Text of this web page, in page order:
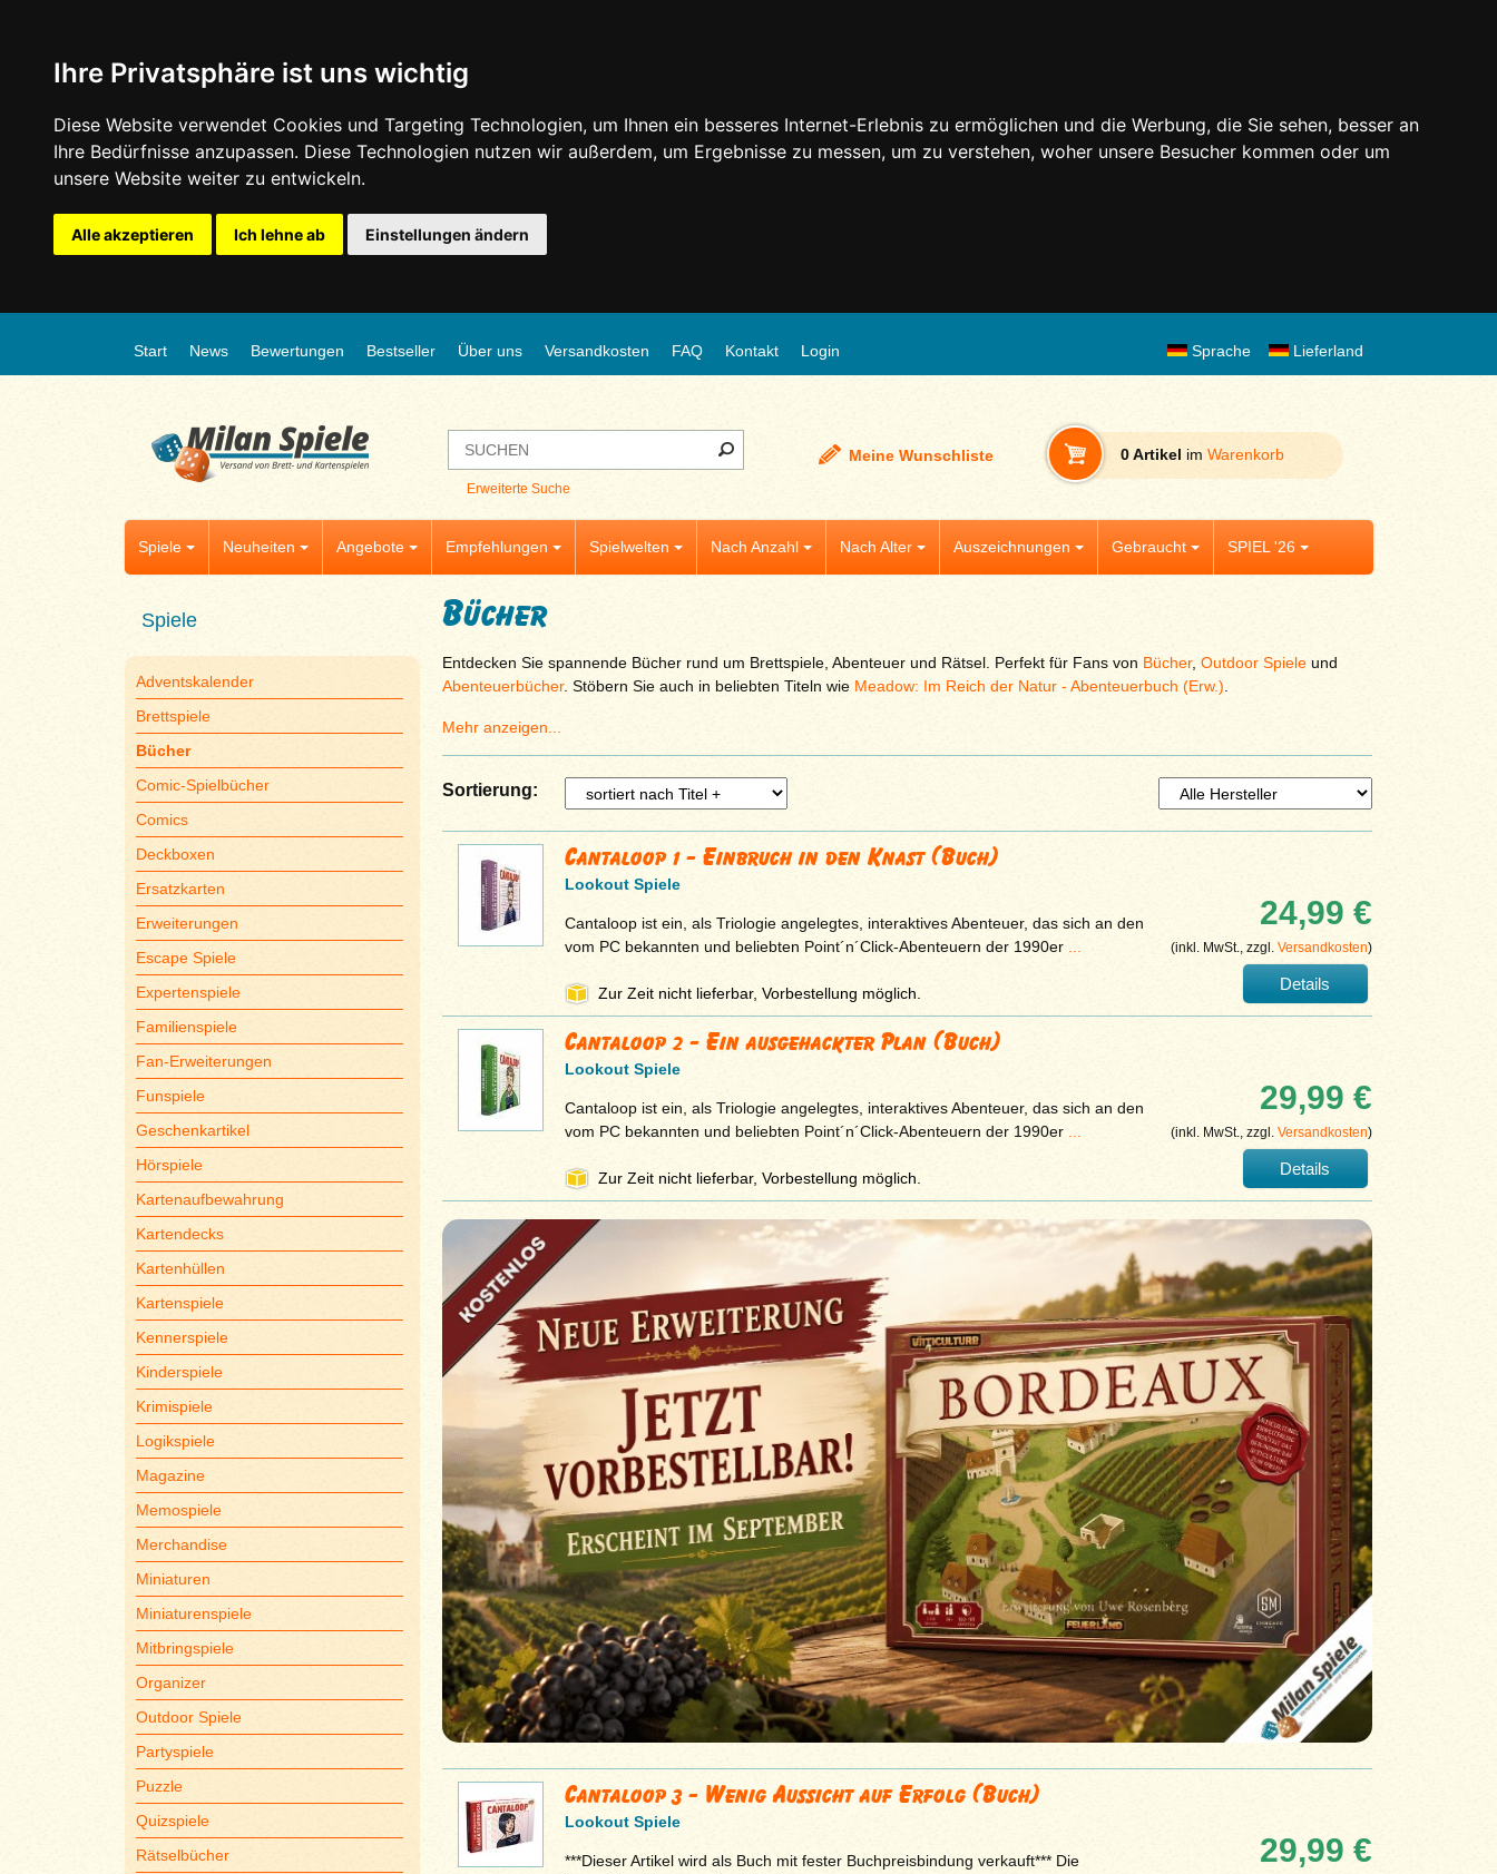
Ihre Privatsphäre ist uns wichtig
Diese Website verwendet Cookies und Targeting Technologien, um Ihnen ein besseres Internet-Erlebnis zu ermöglichen und die Werbung, die Sie sehen, besser an
Ihre Bedürfnisse anzupassen. Diese Technologien nutzen wir außerdem, um Ergebnisse zu messen, um zu verstehen, woher unsere Besucher kommen oder um
unsere Website weiter zu entwickeln.
Alle akzeptieren Ich lehne ab Einstellungen ändern
Start News Bewertungen Bestseller Über uns Versandkosten FAQ Kontakt Login Lieferland
Sprache
Erweiterte Suche
Meine Wunschliste 0 Artikel im Warenkorb
Spiele Neuheiten Angebote Empfehlungen Spielwelten Nach Anzahl Nach Alter Auszeichnungen Gebraucht SPIEL '26
Spiele
Adventskalender
Brettspiele
Bücher
Comic-Spielbücher
Comics
Deckboxen
Ersatzkarten
Erweiterungen
Escape Spiele
Expertenspiele
Familienspiele
Fan-Erweiterungen
Funspiele
Geschenkartikel
Hörspiele
Kartenaufbewahrung
Kartendecks
Kartenhüllen
Kartenspiele
Kennerspiele
Kinderspiele
Krimispiele
Logikspiele
Magazine
Memospiele
Merchandise
Miniaturen
Miniaturenspiele
Mitbringspiele
Organizer
Outdoor Spiele
Partyspiele
Puzzle
Quizspiele
Rätselbücher
Bücher
Entdecken Sie spannende Bücher rund um Brettspiele, Abenteuer und Rätsel. Perfekt für Fans von Bücher, Outdoor Spieleund
Abenteuerbücher. Stöbern Sie auch in beliebten Titeln wie Meadow: Im Reich der Natur - Abenteuerbuch (Erw.)
Mehr anzeigen...
Sortierung:
Cantaloop 1 - Einbruch in den Knast (Buch)
Lookout Spiele
Cantaloop ist ein, als Triologie angelegtes, interaktives Abenteuer, das sich an den
vom PC bekannten und beliebten Point´n´Click-Abenteuern der 1990er
Zur Zeit nicht lieferbar, Vorbestellung möglich.
24,99 €
(inkl. MwSt., zzgl. Versandkosten)
Details
Cantaloop 2 - Ein ausgehackter Plan (Buch)
Lookout Spiele
Cantaloop ist ein, als Triologie angelegtes, interaktives Abenteuer, das sich an den
vom PC bekannten und beliebten Point´n´Click-Abenteuern der 1990er
Zur Zeit nicht lieferbar, Vorbestellung möglich.
29,99 €
(inkl. MwSt., zzgl. Versandkosten)
Details
Cantaloop 3 - Wenig Aussicht auf Erfolg (Buch)
Lookout Spiele
***Dieser Artikel wird als Buch mit fester Buchpreisbindung verkauft*** Die
29,99 €